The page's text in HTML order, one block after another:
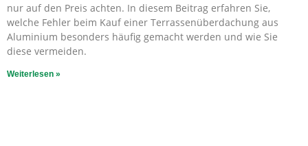
nur auf den Preis achten. In diesem Beitrag erfahren Sie,
welche Fehler beim Kauf einer Terrassenüberdachung aus
Aluminium besonders häufig gemacht werden und wie Sie
diese vermeiden.
Weiterlesen »